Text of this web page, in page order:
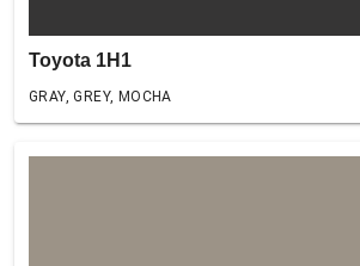
Toyota 1H1
GRAY, GREY, MOCHA